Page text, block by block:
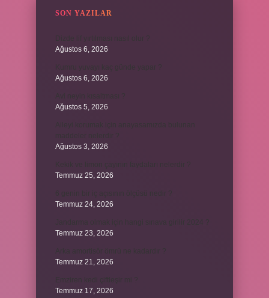
SON YAZILAR
Ağustos 6, 2026
Ağustos 6, 2026
Ağustos 5, 2026
Ağustos 3, 2026
Temmuz 25, 2026
Temmuz 24, 2026
Temmuz 23, 2026
Temmuz 21, 2026
Temmuz 17, 2026